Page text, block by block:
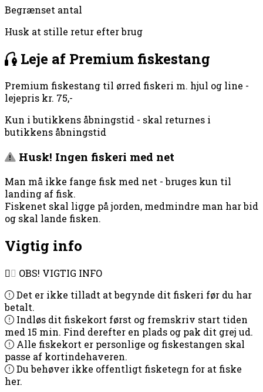
Begrænset antal
Husk at stille retur efter brug
Leje af Premium fiskestang
Premium fiskestang til ørred fiskeri m. hjul og line -
lejepris kr. 75,-
Kun i butikkens åbningstid - skal returnes i
butikkens åbningstid
Husk! Ingen fiskeri med net
Man må ikke fange fisk med net - bruges kun til
landing af fisk.
Fiskenet skal ligge på jorden, medmindre man har bid
og skal lande fisken.
Vigtig info
OBS! VIGTIG INFO
Det er ikke tilladt at begynde dit fiskeri før du har
betalt.
Indløs dit fiskekort først og fremskriv start tiden
med 15 min. Find derefter en plads og pak dit grej ud.
Alle fiskekort er personlige og fiskestangen skal
passe af kortindehaveren.
Du behøver ikke offentligt fisketegn for at fiske
her.